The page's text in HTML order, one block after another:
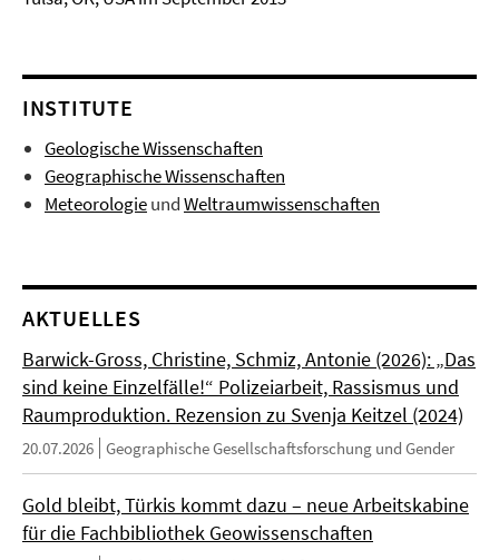
INSTITUTE
Geologische Wissenschaften
Geographische Wissenschaften
MeteorologieundWeltraumwissenschaften
AKTUELLES
Barwick-Gross, Christine, Schmiz, Antonie (2026): „Das
sind keine Einzelfälle!“ Polizeiarbeit, Rassismus und
Raumproduktion. Rezension zu Svenja Keitzel (2024)
20.07.2026 Geographische Gesellschaftsforschung und Gender
Gold bleibt, Türkis kommt dazu – neue Arbeitskabine
für die Fachbibliothek Geowissenschaften